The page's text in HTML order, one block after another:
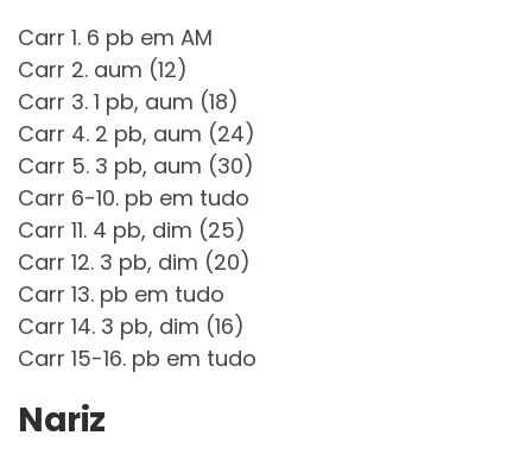
Carr 1. 6 pb em AM
Carr 2. aum (12)
Carr 3. 1 pb, aum (18)
Carr 4. 2 pb, aum (24)
Carr 5. 3 pb, aum (30)
Carr 6-10. pb em tudo
Carr 11. 4 pb, dim (25)
Carr 12. 3 pb, dim (20)
Carr 13. pb em tudo
Carr 14. 3 pb, dim (16)
Carr 15-16. pb em tudo
Nariz